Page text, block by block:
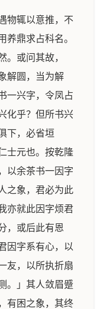
物辄以意推，不
养鼎求占科名。
。或问其故，
解圆，当为解
一兴字，令凤占
化乎？但所书兴
下，必省垣
士元也。按乾隆
以余茶书一因字
之象，君必为此
亦就此因字烦君
，或后此有恩
因字系有心，以
友，以所执折扇
。」其人敛眉蹙
有困之象，其终